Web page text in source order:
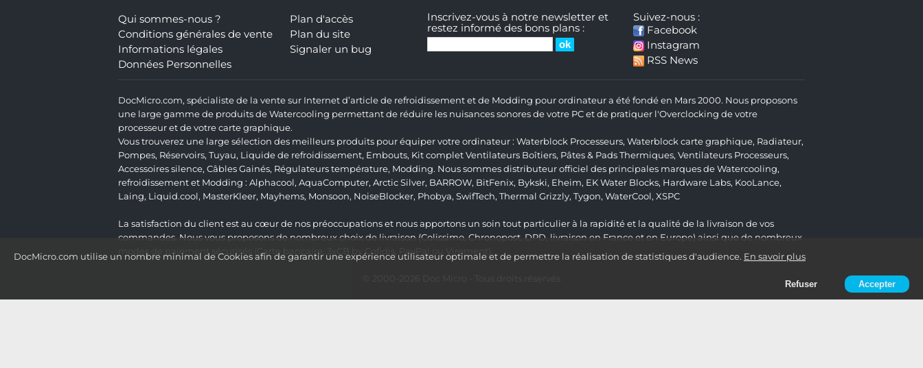
DocMicro.com utilise un nombre minimal de Cookies afin de garantir une expérience utilisateur optimale et de permettre la réalisation de statistiques d'audience. En savoir plus
Refuser Accepter
Qui sommes-nous ?
Conditions générales de vente
Informations légales
Données Personnelles
Plan d'accès
Plan du site
Signaler un bug
Inscrivez-vous à notre newsletter et
restez informé des bons plans :
Suivez-nous :
Facebook
Instagram
RSS News
DocMicro.com, spécialiste de la vente sur Internet d’article de refroidissement et de Modding pour ordinateur a été fondé en Mars 2000. Nous proposons
une large gamme de produits de Watercooling permettant de réduire les nuisances sonores de votre PC et de pratiquer l'Overclocking de votre
processeur et de votre carte graphique.
Vous trouverez une large sélection des meilleurs produits pour équiper votre ordinateur : Waterblock Processeurs, Waterblock carte graphique, Radiateur,
Pompes, Réservoirs, Tuyau, Liquide de refroidissement, Embouts, Kit complet Ventilateurs Boîtiers, Pâtes & Pads Thermiques, Ventilateurs Processeurs,
Accessoires silence, Câbles Gainés, Régulateurs température, Modding. Nous sommes distributeur officiel des principales marques de Watercooling,
refroidissement et Modding : Alphacool, AquaComputer, Arctic Silver, BARROW, BitFenix, Bykski, Eheim, EK Water Blocks, Hardware Labs, KooLance,
Laing, Liquid.cool, MasterKleer, Mayhems, Monsoon, NoiseBlocker, Phobya, SwifTech, Thermal Grizzly, Tygon, WaterCool, XSPC
La satisfaction du client est au cœur de nos préoccupations et nous apportons un soin tout particulier à la rapidité et la qualité de la livraison de vos
commandes. Nous vous proposons de nombreux choix de livraison (Colissimo, Chronopost, DPD, livraison en France et en Europe) ainsi que de nombreux
modes de paiement sécurisés (Carte bancaire, 3xCB by Cofidis, PayPal ou Virement).